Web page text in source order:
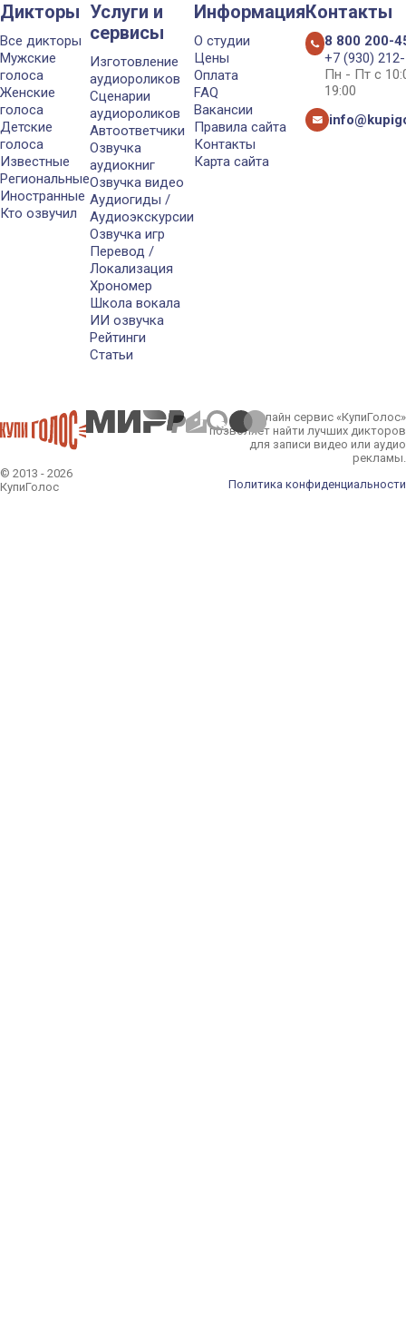
Дикторы
Все дикторы
Мужские
голоса
Женские
голоса
Детские
голоса
Известные
Региональные
Иностранные
Кто озвучил
Услуги и
сервисы
Изготовление
аудиороликов
Сценарии
аудиороликов
Автоответчики
Озвучка
аудиокниг
Озвучка видео
Аудиогиды /
Аудиоэкскурсии
Озвучка игр
Перевод /
Локализация
Хрономер
Школа вокала
ИИ озвучка
Рейтинги
Статьи
Информация
О студии
Цены
Оплата
FAQ
Вакансии
Правила сайта
Контакты
Карта сайта
Контакты
8 800 200-
+7 (930)
Пн - Пт с
19:00
© 2013 - 2026
КупиГолос
Онлайн сервис «КупиГолос»
позволяет найти лучших дикторов
для записи видео или аудио
рекламы.
Политика конфиденциальности